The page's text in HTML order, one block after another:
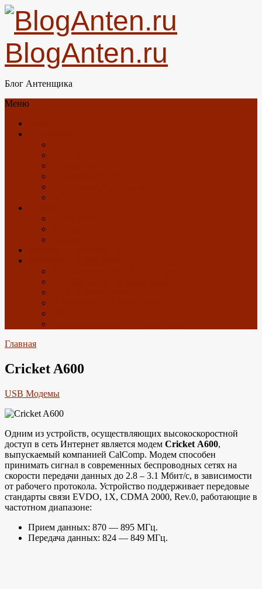
BlogAnten.ru
Блог Антенщика
Меню
Главная
Cricket A600
USB Модемы
Одним из устройств, осуществляющих высокоскоростной
доступ в сеть Интернет является модем Cricket A600,
выпускаемый компанией CalComp. Модем способен
принимать сигнал в современных беспроводных сетях на
скорости передачи данных до 2.8 – 3.1 Мбит/с, в зависимости
от рабочего протокола. Устройство поддерживает передовые
стандарты связи EVDO, 1X, CDMA 2000, Rev.0, работающие в
частотном диапазоне:
Прием данных: 870 — 895 МГц.
Передача данных: 824 — 849 МГц.